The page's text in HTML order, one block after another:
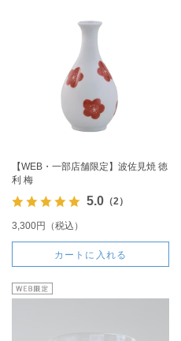
【WEB・一部店舗限定】波佐見焼 徳
利 梅
5.0（2）
3,300円（税込）
カートに入れる